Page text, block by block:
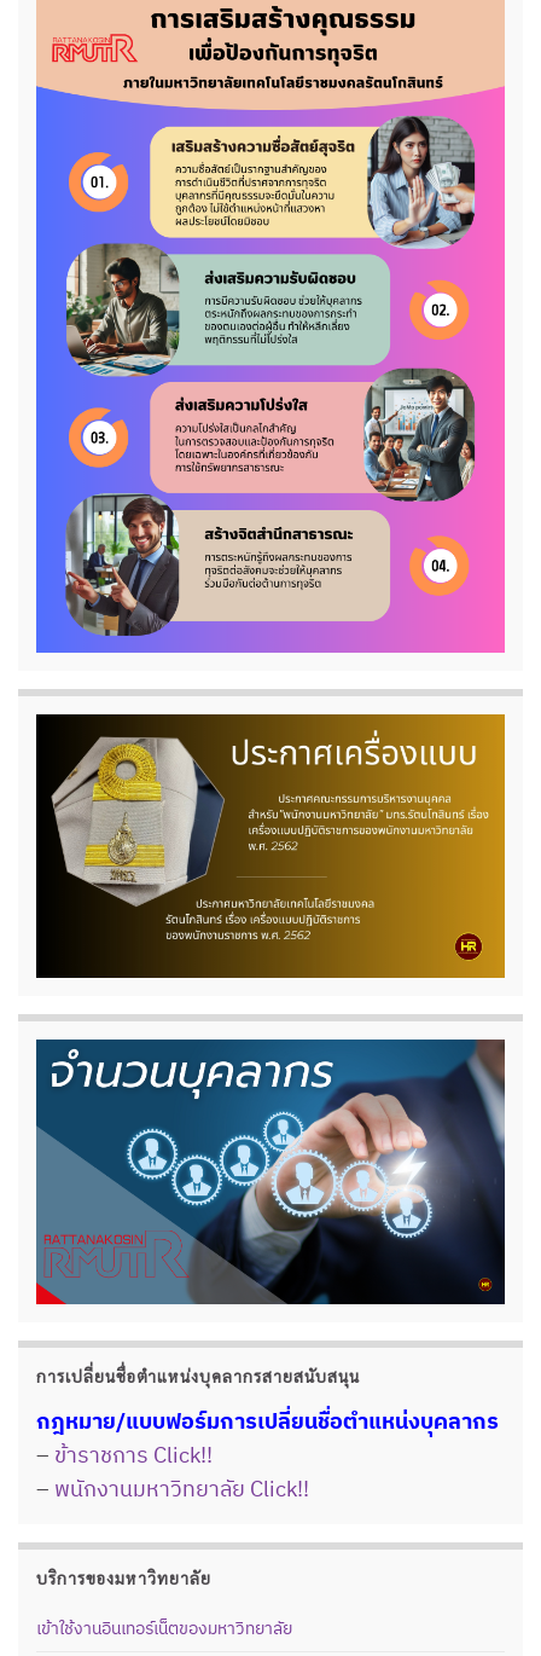
การเปลี่ยนชื่อตำแหน่งบุคลากรสายสนับสนุน
กฎหมาย/แบบฟอร์มการเปลี่ยนชื่อตำแหน่งบุคลากร
– ข้าราชการ Click!!
– พนักงานมหาวิทยาลัย Click!!
บริการของมหาวิทยาลัย
เข้าใช้งานอินเทอร์เน็ตของมหาวิทยาลัย